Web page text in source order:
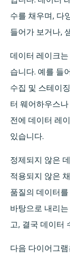
수를 채우며, 다
들어가 보거나,
데이터 레이크
습니다. 예를 들
수집 및 스테이
터 웨어하우스
전에 데이터 레
있습니다.
정제되지 않은
적용되지 않은
품질의 데이터를
바탕으로 내리
고, 결국 데이터
다음 다이어그